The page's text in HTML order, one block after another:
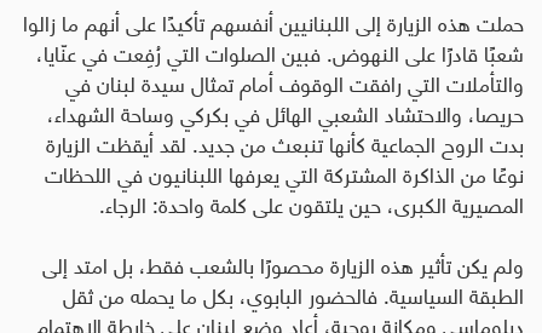
حملت هذه الزيارة إلى اللبنانيين أنفسهم تأكيدًا على أنهم ما زالوا
شعبًا قادرًا على النهوض. فبين الصلوات التي رُفِعت في عنّايا،
والتأملات التي رافقت الوقوف أمام تمثال سيدة لبنان في
حريصا، والاحتشاد الشعبي الهائل في بكركي وساحة الشهداء،
بدت الروح الجماعية كأنها تنبعث من جديد. لقد أيقظت الزيارة
نوعًا من الذاكرة المشتركة التي يعرفها اللبنانيون في اللحظات
المصيرية الكبرى، حين يلتقون على كلمة واحدة: الرجاء.
ولم يكن تأثير هذه الزيارة محصورًا بالشعب فقط، بل امتد إلى
الطبقة السياسية. فالحضور البابوي، بكل ما يحمله من ثقل
دبلوماسي ومكانة روحية، أعاد وضع لبنان على خارطة الاهتمام